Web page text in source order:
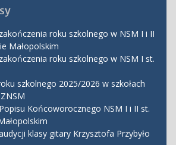
roku szkolnego w NSM I i II
Małopolskim
roku szkolnego w NSM I st.
szkolnego 2025/2026 w szkołach
Końcoworocznego NSM I i II st.
klasy gitary Krzysztofa Przybyło